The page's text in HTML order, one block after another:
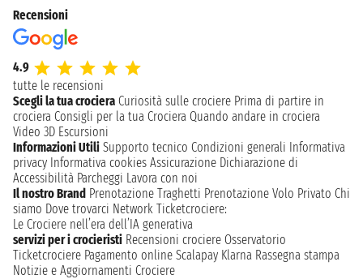
Recensioni
4.9
tutte le recensioni
Scegli la tua crociera Curiosità sulle crociere Prima di partire in
crociera Consigli per la tua Crociera Quando andare in crociera
Video 3D Escursioni
Informazioni Utili Supporto tecnico Condizioni generali Informativa
privacy Informativa cookies Assicurazione Dichiarazione di
Accessibilità Parcheggi Lavora con noi
Il nostro Brand Prenotazione Traghetti Prenotazione Volo Privato Chi
siamo Dove trovarci Network Ticketcrociere:
Le Crociere nell’era dell’IA generativa
servizi per i crocieristi Recensioni crociere Osservatorio
Ticketcrociere Pagamento online Scalapay Klarna Rassegna stampa
Notizie e Aggiornamenti Crociere